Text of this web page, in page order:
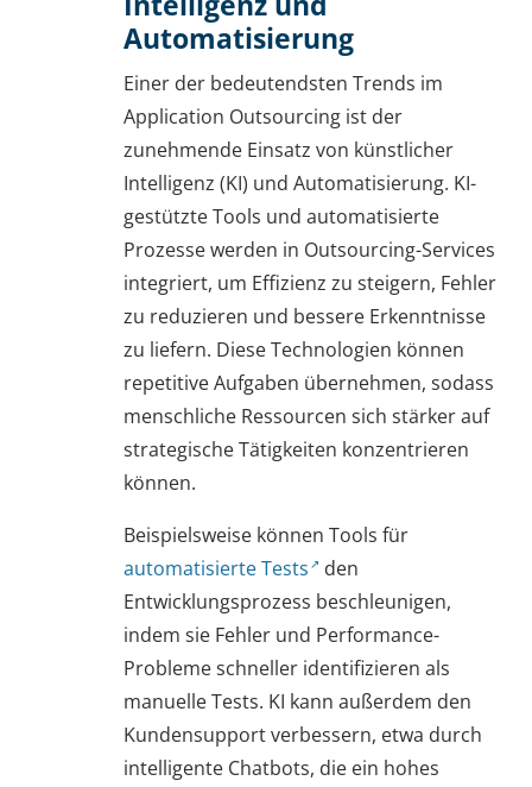
Automatisierung
Einer der bedeutendsten Trends im
Application Outsourcing ist der
zunehmende Einsatz von künstlicher
Intelligenz (KI) und Automatisierung. KI-
gestützte Tools und automatisierte
Prozesse werden in Outsourcing-Services
integriert, um Effizienz zu steigern, Fehler
zu reduzieren und bessere Erkenntnisse
zu liefern. Diese Technologien können
repetitive Aufgaben übernehmen, sodass
menschliche Ressourcen sich stärker auf
strategische Tätigkeiten konzentrieren
können.
Beispielsweise können Tools für
automatisierte Tests
den
Entwicklungsprozess beschleunigen,
indem sie Fehler und Performance-
Probleme schneller identifizieren als
manuelle Tests. KI kann außerdem den
Kundensupport verbessern, etwa durch
intelligente Chatbots, die ein hohes